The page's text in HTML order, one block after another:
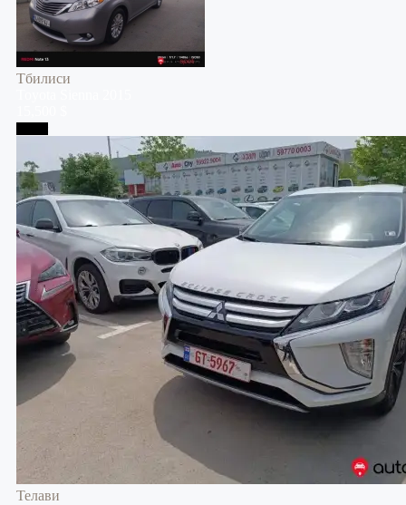
Тбилиси
Телави